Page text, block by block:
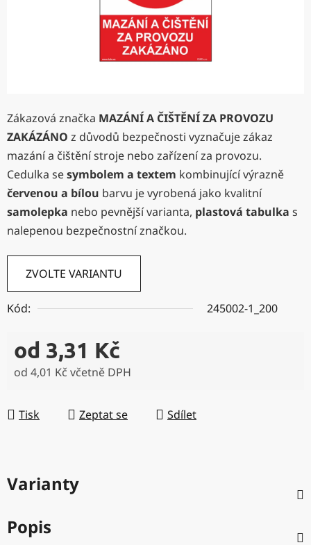
Zákazová značka MAZÁNÍ A ČIŠTĚNÍ ZA PROVOZU
ZAKÁZÁNO z důvodů bezpečnosti vyznačuje zákaz
mazání a čištění stroje nebo zařízení za provozu.
Cedulka sesymbolem a textem kombinující výrazně
červenou a bílou barvu je vyrobená jako kvalitní
samolepka nebo pevnější varianta, plastová tabulka s
nalepenou bezpečnostní značkou.
ZVOLTE VARIANTU
Kód: 245002-1_200
od 3,31 Kč
od 4,01 Kč včetně DPH
Tisk
Zeptat se Sdílet
Varianty
Popis